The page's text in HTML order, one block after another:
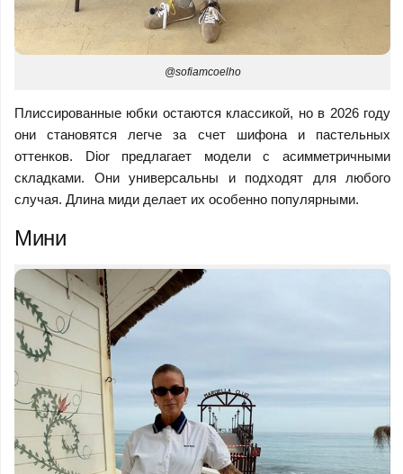
@sofiamcoelho
Плиссированные юбки остаются классикой, но в 2026 году
они становятся легче за счет шифона и пастельных
оттенков. Dior предлагает модели с асимметричными
складками. Они универсальны и подходят для любого
случая. Длина миди делает их особенно популярными.
Мини